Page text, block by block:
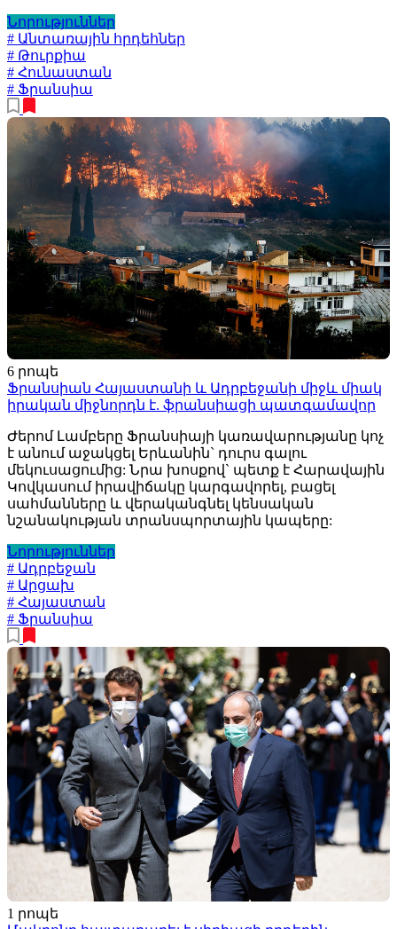
Նորություններ
# Անտառային հրդեհներ
# Թուրքիա
# Հունաստան
# Ֆրանսիա
6 րոպե
Ֆրանսիան Հայաստանի և Ադրբեջանի միջև միակ
իրական միջնորդն է. ֆրանսիացի պատգամավոր
Ժերոմ Լամբերը Ֆրանսիայի կառավարությանը կոչ
է անում աջակցել Երևանին` դուրս գալու
մեկուսացումից: Նրա խոսքով` պետք է Հարավային
Կովկասում իրավիճակը կարգավորել, բացել
սահմանները և վերականգնել կենսական
նշանակության տրանսպորտային կապերը:
Նորություններ
# Ադրբեջան
# Արցախ
# Հայաստան
# Ֆրանսիա
1 րոպե